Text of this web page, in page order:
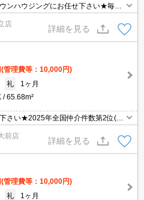
ンハウジングにお任せ下さい★毎日
店
詳細を見る
(管理費等：10,000円)
礼
1ヶ月
65.68m²
さい★2025年全国仲介件数第2位(全
前店
詳細を見る
(管理費等：10,000円)
礼
1ヶ月